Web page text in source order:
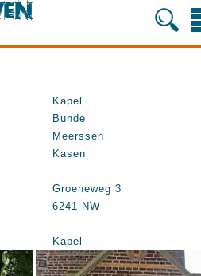
Kapel
Bunde
Meerssen
Kasen
Groeneweg 3
6241 NW
Kapel